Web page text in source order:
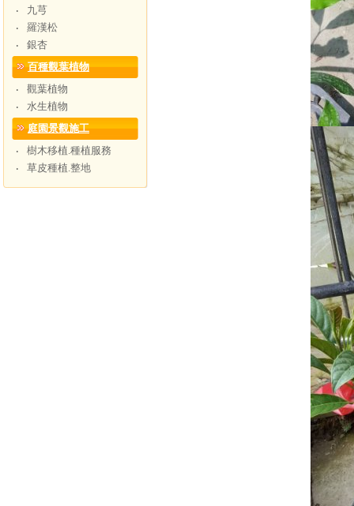
‧
九芎
‧
羅漢松
‧
銀杏
百種觀葉植物
‧
觀葉植物
‧
水生植物
庭園景觀施工
‧
樹木移植.種植服務
‧
草皮種植.整地